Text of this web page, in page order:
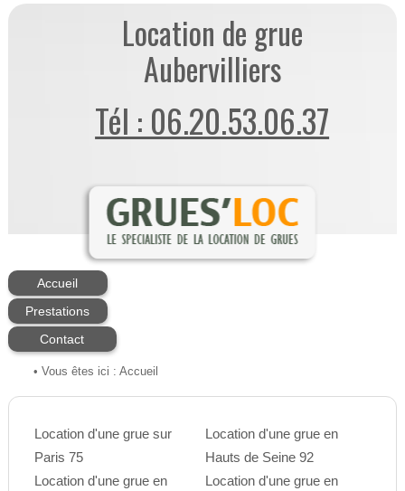
Location de grue
Aubervilliers
Tél : 06.20.53.06.37
Accueil
Prestations
Contact
• Vous êtes ici : Accueil
Location d'une grue sur
Paris 75
Location d'une grue en
Location d'une grue en
Hauts de Seine 92
Location d'une grue en